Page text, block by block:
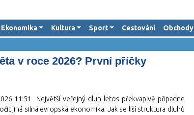
Ekonomika Kultura Sport Cestování Obchody
v roce 2026? První příčky
11:51
Největší veřejný dluh letos překvapivě připadne
jiná silná evropská ekonomika. Jak se liší struktura dluhů